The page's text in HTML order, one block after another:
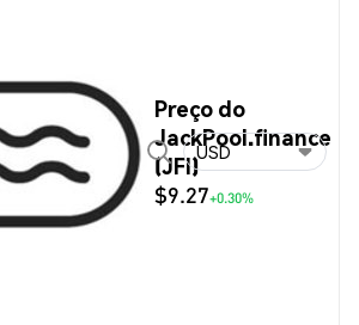
Preço do
JackPool.finance
(JFI)
$9.27+0.30%
USD